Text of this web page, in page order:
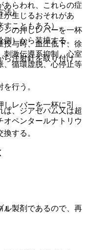
法）
の押しレバーを一杯
）から装填する。
注射針を取り付け
行う。
レバーを一杯に引
する。
Ｌ
あらわれ、これらの症
が生じるおそれがあ
こともある）。
与時、血圧低下、徐
刺激伝導系抑制、心室
、循環虚脱、心停止等
ば、ジアゼパム又は超
オペンタールナトリウ
ル製剤であるので、再